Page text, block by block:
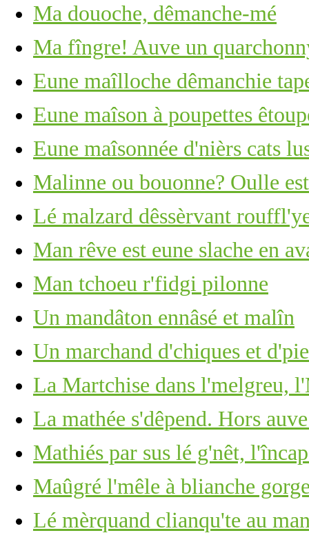
Ma douoche, dêmanche-mé
Ma fîngre! Auve un
Eune maîlloche dêmanchie
Eune maîson à poupettes
Eune maîsonnée d'nièrs cats
Malinne ou bouonne? Oulle
Lé malzard dêssèrvant
Man rêve est eune slache en
Man tchoeu r'fidgi pilonne
Un mandâton ennâsé et malîn
Un marchand d'chiques et
La Martchise dans l'melgreu,
La mathée s'dêpend. Hors
Mathiés par sus lé g'nêt,
Maûgré l'mêle à blianche
Lé mèrquand clianqu'te au